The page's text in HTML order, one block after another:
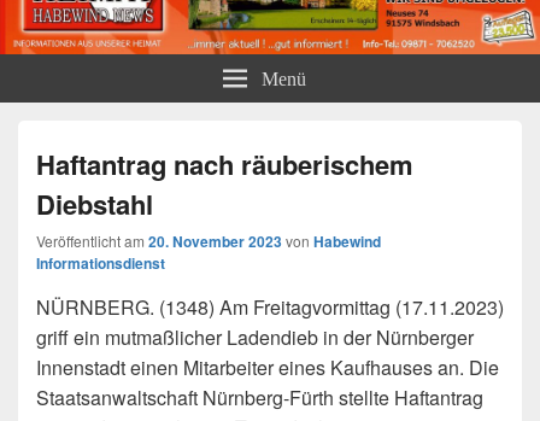
Menü
Haftantrag nach räuberischem
Diebstahl
Veröffentlicht am 20. November 2023von Habewind
Informationsdienst
NÜRNBERG. (1348) Am Freitagvormittag (17.11.2023)
griff ein mutmaßlicher Ladendieb in der Nürnberger
Innenstadt einen Mitarbeiter eines Kaufhauses an. Die
Staatsanwaltschaft Nürnberg-Fürth stellte Haftantrag